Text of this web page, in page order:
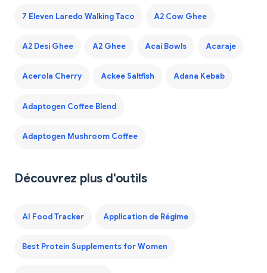
7 Eleven Laredo Walking Taco A2 Cow Ghee
A2 Desi Ghee A2 Ghee Acai Bowls Acaraje
Acerola Cherry Ackee Saltfish Adana Kebab
Adaptogen Coffee Blend
Adaptogen Mushroom Coffee
Découvrez plus d'outils
AI Food Tracker Application de Régime
Best Protein Supplements for Women